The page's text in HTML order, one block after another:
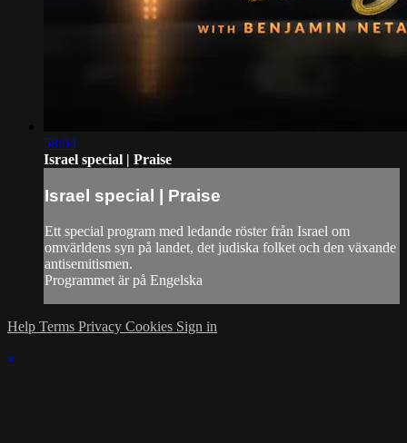
58:04
Israel special | Praise
Israel special | Praise
Ett special program med ledande röster från Israel om
omvärldens syn på landet, det judiska folket och den växande
antisemitismen.
Programmet är på Engelska
Help Terms Privacy Cookies Sign in
×